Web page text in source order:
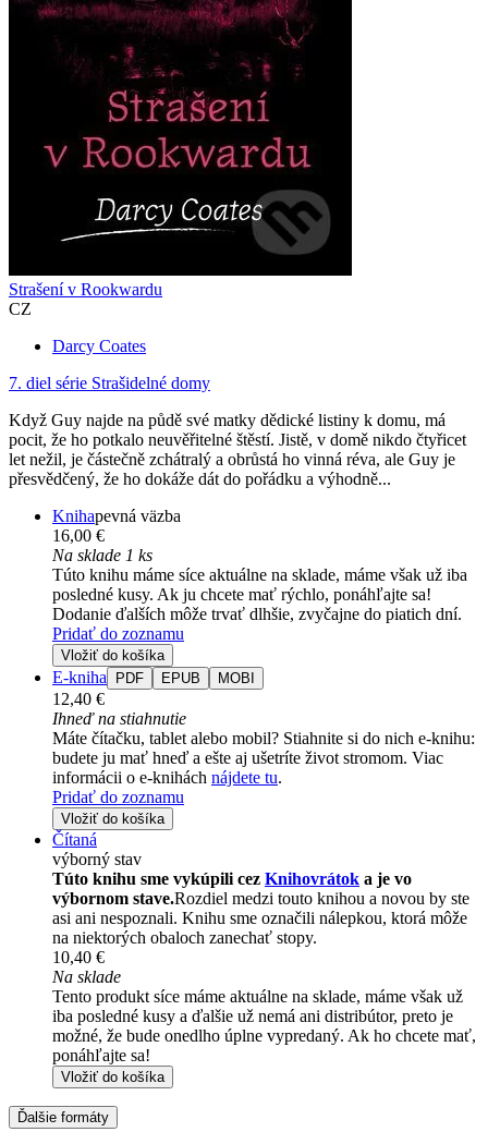
Strašení v Rookwardu
CZ
Darcy Coates
7. diel série Strašidelné domy
Když Guy najde na půdě své matky dědické listiny k domu, má
pocit, že ho potkalo neuvěřitelné štěstí. Jistě, v domě nikdo čtyřicet
let nežil, je částečně zchátralý a obrůstá ho vinná réva, ale Guy je
přesvědčený, že ho dokáže dát do pořádku a výhodně...
Knihapevná väzba
16,00 €
Na sklade 1 ks
Túto knihu máme síce aktuálne na sklade, máme však už iba
posledné kusy. Ak ju chcete mať rýchlo, ponáhľajte sa!
Dodanie ďalších môže trvať dlhšie, zvyčajne do piatich dní.
Pridať do zoznamu
Vložiť do košíka
E-kniha PDF EPUB MOBI
12,40 €
Ihneď na stiahnutie
Máte čítačku, tablet alebo mobil? Stiahnite si do nich e-knihu:
budete ju mať hneď a ešte aj ušetríte život stromom. Viac
informácii o e-knihách nájdete tu.
Pridať do zoznamu
Vložiť do košíka
Čítaná
výborný stav
Túto knihu sme vykúpili cez Knihovrátok a je vo
výbornom stave.Rozdiel medzi touto knihou a novou by ste
asi ani nespoznali. Knihu sme označili nálepkou, ktorá môže
na niektorých obaloch zanechať stopy.
10,40 €
Na sklade
Tento produkt síce máme aktuálne na sklade, máme však už
iba posledné kusy a ďalšie už nemá ani distribútor, preto je
možné, že bude onedlho úplne vypredaný. Ak ho chcete mať,
ponáhľajte sa!
Vložiť do košíka
Ďalšie formáty